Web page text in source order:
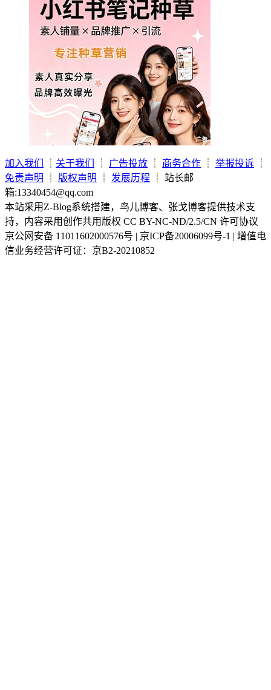
加入我们 ┊ 关于我们 ┊ 广告投放 ┊ 商务合作 ┊ 举报投诉 ┊
免责声明
┊ 版权声明 ┊ 发展历程 ┊ 站长邮
箱:13340454@qq.com
本站采用Z-Blog系统搭建，鸟儿博客、张戈博客提供技术支
持，内容采用创作共用版权 CC BY-NC-ND/2.5/CN 许可协议
京公网安备 11011602000576号 | 京ICP备20006099号-1 | 增值电
信业务经营许可证：京B2-20210852